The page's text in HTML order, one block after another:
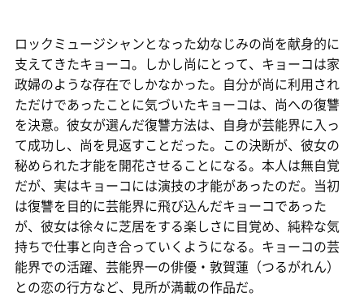
ロックミュージシャンとなった幼なじみの尚を献身的に
支えてきたキョーコ。しかし尚にとって、キョーコは家
政婦のような存在でしかなかった。自分が尚に利用され
ただけであったことに気づいたキョーコは、尚への復讐
を決意。彼女が選んだ復讐方法は、自身が芸能界に入っ
て成功し、尚を見返すことだった。この決断が、彼女の
秘められた才能を開花させることになる。本人は無自覚
だが、実はキョーコには演技の才能があったのだ。当初
は復讐を目的に芸能界に飛び込んだキョーコであった
が、彼女は徐々に芝居をする楽しさに目覚め、純粋な気
持ちで仕事と向き合っていくようになる。キョーコの芸
能界での活躍、芸能界一の俳優・敦賀蓮（つるがれん）
との恋の行方など、見所が満載の作品だ。